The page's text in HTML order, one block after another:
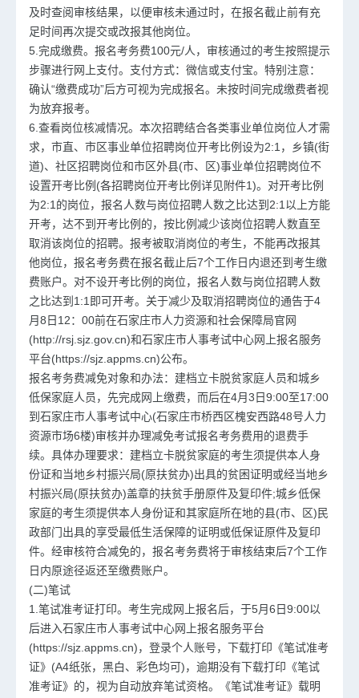
及时查阅审核结果，以便审核未通过时，在报名截止前有充
足时间再次提交或改报其他岗位。
5.完成缴费。报名考务费100元/人，审核通过的考生按照提示
步骤进行网上支付。支付方式：微信或支付宝。特别注意：
确认“缴费成功”后方可视为完成报名。未按时间完成缴费者视
为放弃报考。
6.查看岗位核减情况。本次招聘结合各类事业单位岗位人才需
求，市直、市区事业单位招聘岗位开考比例设为2:1，乡镇(街
道)、社区招聘岗位和市区外县(市、区)事业单位招聘岗位不
设置开考比例(各招聘岗位开考比例详见附件1)。对开考比例
为2:1的岗位，报名人数与岗位招聘人数之比达到2:1以上方能
开考，达不到开考比例的，按比例减少该岗位招聘人数直至
取消该岗位的招聘。报考被取消岗位的考生，不能再改报其
他岗位，报名考务费在报名截止后7个工作日内退还到考生缴
费账户。对不设开考比例的岗位，报名人数与岗位招聘人数
之比达到1:1即可开考。关于减少及取消招聘岗位的通告于4
月8日12：00前在石家庄市人力资源和社会保障局官网
(http://rsj.sjz.gov.cn)和石家庄市人事考试中心网上报名服务
平台(https://sjz.appms.cn)公布。
报名考务费减免对象和办法：建档立卡脱贫家庭人员和城乡
低保家庭人员，先完成网上缴费，而后在4月3日9:00至17:00
到石家庄市人事考试中心(石家庄市桥西区槐安西路48号人力
资源市场6楼)审核并办理减免考试报名考务费用的退费手
续。具体办理要求：建档立卡脱贫家庭的考生须提供本人身
份证和当地乡村振兴局(原扶贫办)出具的贫困证明或经当地乡
村振兴局(原扶贫办)盖章的扶贫手册原件及复印件;城乡低保
家庭的考生须提供本人身份证和其家庭所在地的县(市、区)民
政部门出具的享受最低生活保障的证明或低保证原件及复印
件。经审核符合减免的，报名考务费将于审核结束后7个工作
日内原途径返还至缴费账户。
(二)笔试
1.笔试准考证打印。考生完成网上报名后，于5月6日9:00以
后进入石家庄市人事考试中心网上报名服务平台
(https://sjz.appms.cn)，登录个人账号，下载打印《笔试准考
证》(A4纸张，黑白、彩色均可)，逾期没有下载打印《笔试
准考证》的，视为自动放弃笔试资格。《笔试准考证》载明